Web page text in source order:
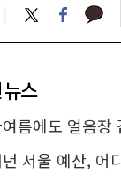
트
위
터
페
이
스
카
카
스
름에도 얼음장 같은 계곡물!
서울 예산, 어디에 쓰